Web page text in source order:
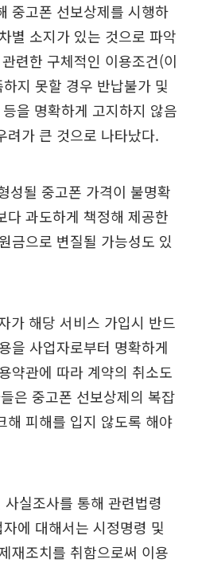
중고폰 선보상제를 시행하
별 소지가 있는 것으로 파악
련한 구체적인 이용조건(이
지 못할 경우 반납불가 및
을 명확하게 고지하지 않음
려가 큰 것으로 나타났다.
성될 중고폰 가격이 불명확
다 과도하게 책정해 제공한
금으로 변질될 가능성도 있
가 해당 서비스 가입시 반드
을 사업자로부터 명확하게
약관에 따라 계약의 취소도
은 중고폰 선보상제의 복잡
해 피해를 입지 않도록 해야
실조사를 통해 관련법령
에 대해서는 시정명령 및
재조치를 취함으로써 이용